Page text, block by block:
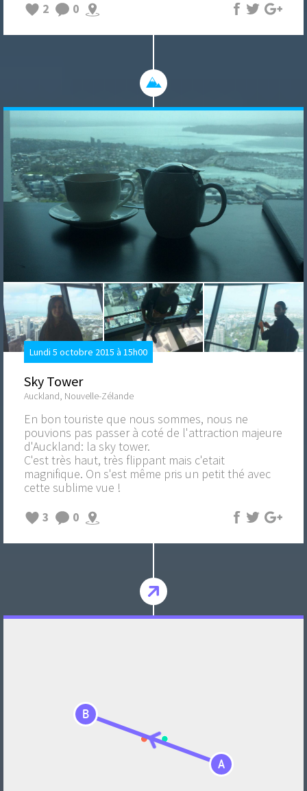
2
0
Lundi 5 octobre 2015 à 15h00
Sky Tower
Auckland, Nouvelle-Zélande
En bon touriste que nous sommes, nous ne
pouvions pas passer à coté de l'attraction majeure
d'Auckland: la sky tower.
C'est très haut, très flippant mais c'etait
magnifique. On s'est même pris un petit thé avec
cette sublime vue !
3
0
A
B